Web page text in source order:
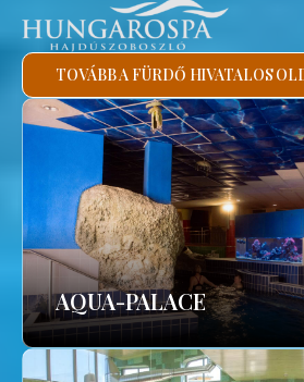
TOVÁBB A FÜRDŐ HIVATALOS
AQUA-PALACE